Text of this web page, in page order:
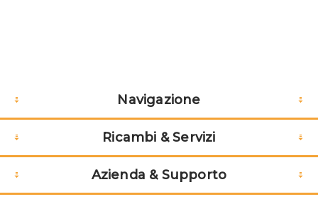
Navigazione
Ricambi & Servizi
Azienda & Supporto